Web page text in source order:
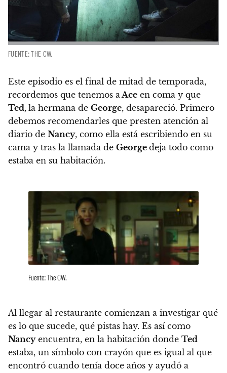
FUENTE: THE CW.
Este episodio es el final de mitad de temporada,
recordemos que tenemos a Ace en coma y que
Ted, la hermana de George, desapareció. Primero
debemos recomendarles que presten atención al
diario de Nancy, como ella está escribiendo en su
cama y tras la llamada de George deja todo como
estaba en su habitación.
Fuente: The CW.
Al llegar al restaurante comienzan a investigar qué
es lo que sucede, qué pistas hay. Es así como
Nancyencuentra, en la habitación donde Ted
estaba, un símbolo con crayón que es igual al que
encontró cuando tenía doce años y ayudó a